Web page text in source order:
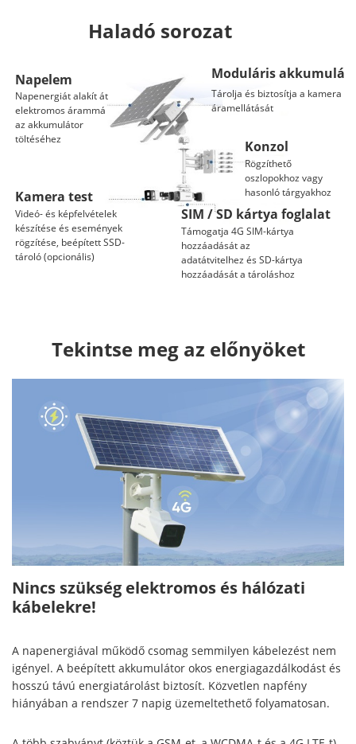
Napelem
Napenergiát alakít át
elektromos árammá
az akkumulátor
töltéséhez
Moduláris
Tárolja és biztosítja a kamera
áramellátását
Kamera test
Videó- és képfelvételek
készítése és események
rögzítése, beépített SSD-
tároló (opcionális)
Konzol
Rögzíthető
oszlopokhoz vagy
hasonló tárgyakhoz
SIM / SD kártya foglalat
Támogatja 4G SIM-kártya
hozzáadását az
adatátvitelhez és SD-kártya
hozzáadását a tároláshoz
Haladó sorozat
Tekintse meg az előnyöket
Nincs szükség elektromos és hálózati
kábelekre!
A napenergiával működő csomag semmilyen kábelezést nem
igényel. A beépített akkumulátor okos energiagazdálkodást és
hosszú távú energiatárolást biztosít. Közvetlen napfény
hiányában a rendszer 7 napig üzemeltethető folyamatosan.